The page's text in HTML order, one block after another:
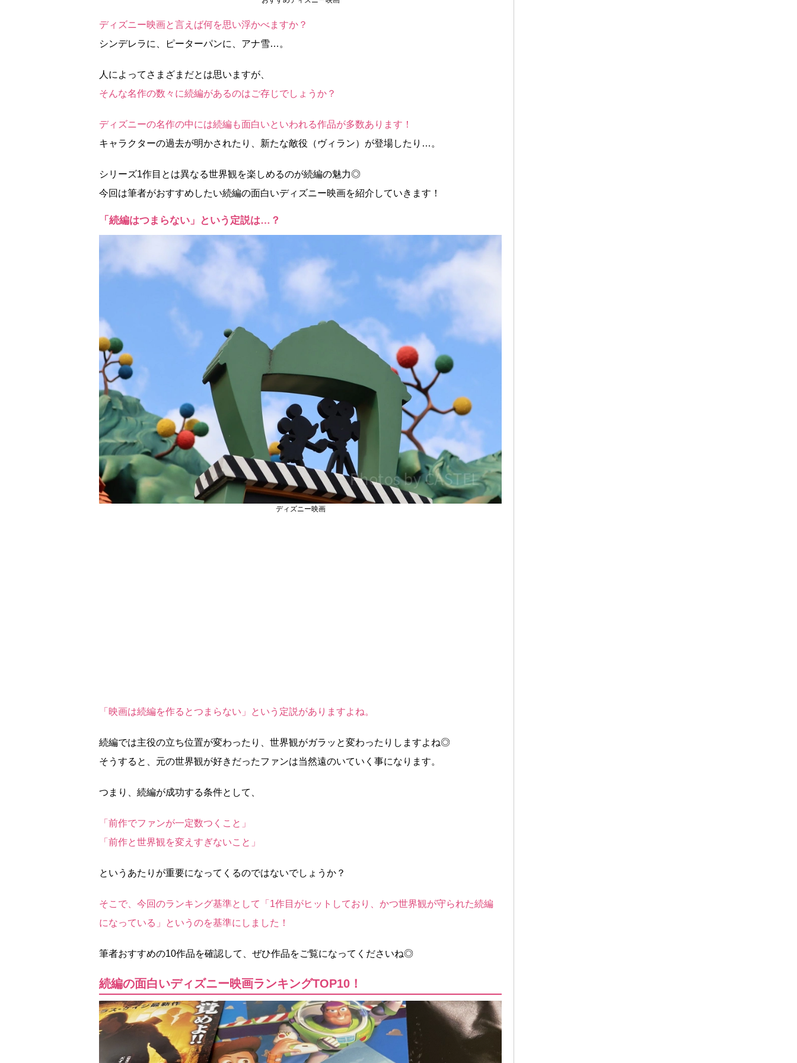
ディズニー映画と言えば何を思い浮かべますか？
シンデレラに、ピーターパンに、アナ雪…。
人によってさまざまだとは思いますが、
そんな名作の数々に続編があるのはご存じでしょうか？
ディズニーの名作の中には続編も面白いといわれる作品が多数あります！
キャラクターの過去が明かされたり、新たな敵役（ヴィラン）が登場したり…。
シリーズ1作目とは異なる世界観を楽しめるのが続編の魅力◎
今回は筆者がおすすめしたい続編の面白いディズニー映画を紹介していきます！
「続編はつまらない」という定説は…？
ディズニー映画
「映画は続編を作るとつまらない」という定説がありますよね。
続編では主役の立ち位置が変わったり、世界観がガラッと変わったりしますよね◎
そうすると、元の世界観が好きだったファンは当然遠のいていく事になります。
つまり、続編が成功する条件として、
「前作でファンが一定数つくこと」
「前作と世界観を変えすぎないこと」
というあたりが重要になってくるのではないでしょうか？
そこで、今回のランキング基準として「1作目がヒットしており、かつ世界観が守られた続編
になっている」というのを基準にしました！
筆者おすすめの10作品を確認して、ぜひ作品をご覧になってくださいね◎
続編の面白いディズニー映画ランキングTOP10！